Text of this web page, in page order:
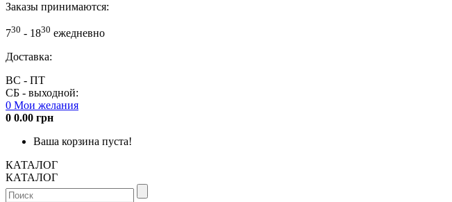
Заказы принимаются:
730 - 1830 ежедневно
Доставка:
ВС - ПТ
СБ - выходной:
0 Мои желания
0 0.00 грн
Ваша корзина пуста!
КАТАЛОГ
КАТАЛОГ